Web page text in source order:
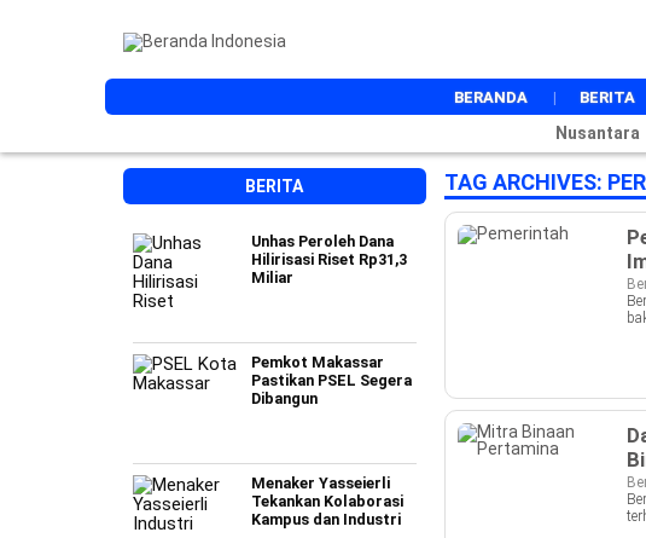
BERANDA BERITA
Nusantara
BERITA
Unhas Peroleh Dana
Hilirisasi Riset Rp31,3
Miliar
Pemkot Makassar
Pastikan PSEL Segera
Dibangun
Menaker Yasseierli
Tekankan Kolaborasi
Kampus dan Industri
TAG ARCHIVES: